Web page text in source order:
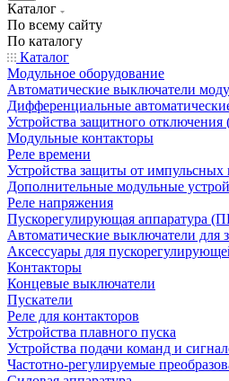
Каталог
По всему сайту
По каталогу
Каталог
Модульное оборудование
Автоматические выключатели
Дифференциальные
Устройства защитного
Модульные контакторы
Реле времени
Устройства защиты от
Дополнительные модульные
Реле напряжения
Пускорегулирующая аппаратура
Автоматические выключатели для
Аксессуары для
Контакторы
Концевые выключатели
Пускатели
Реле для контакторов
Устройства плавного пуска
Устройства подачи команд и
Частотно-регулируемые